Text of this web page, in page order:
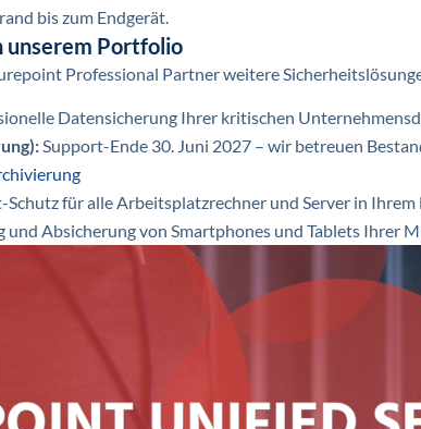
bis zum Endgerät.
unserem Portfolio
Professional Partner weitere
Datensicherung Ihrer kritischen
Support-Ende 30. Juni 2027 – wir betreuen
Schutz für alle Arbeitsplatzrechner und Server in Ihrem
und Absicherung von Smartphones und Tablets Ihrer